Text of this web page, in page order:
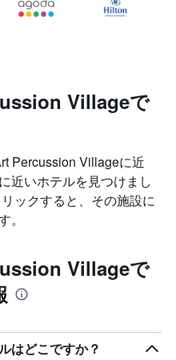
Villageで
Percussion Villageに近
近いホテルを見つけまし
ックすると、その施設に
Villageで
はどこですか？